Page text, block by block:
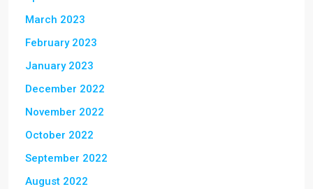
March 2023
February 2023
January 2023
December 2022
November 2022
October 2022
September 2022
August 2022